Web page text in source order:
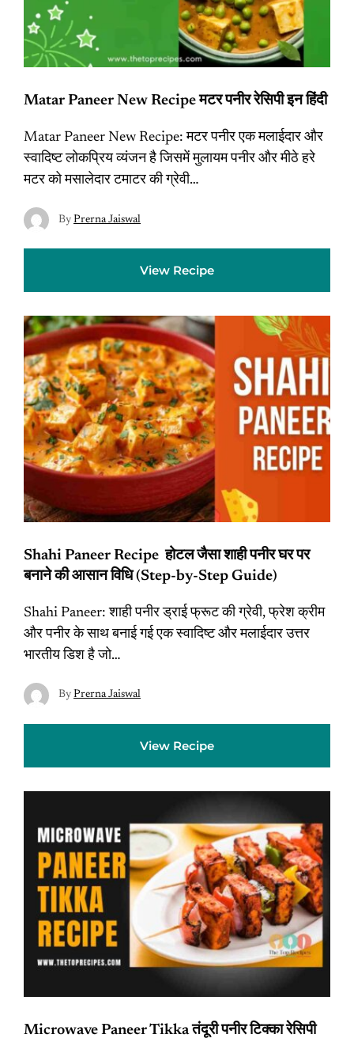
Matar Paneer New Recipe मटर पनीर रेसिपी इन हिंदी
Matar Paneer New Recipe: मटर पनीर एक मलाईदार और
स्वादिष्ट लोकप्रिय व्यंजन है जिसमें मुलायम पनीर और मीठे हरे
मटर को मसालेदार टमाटर की ग्रेवी…
By Prerna Jaiswal
View Recipe
Shahi Paneer Recipe होटल जैसा शाही पनीर घर पर
बनाने की आसान विधि (Step-by-Step Guide)
Shahi Paneer: शाही पनीर ड्राई फ्रूट की ग्रेवी, फ्रेश क्रीम
और पनीर के साथ बनाई गई एक स्वादिष्ट और मलाईदार उत्तर
भारतीय डिश है जो…
By Prerna Jaiswal
View Recipe
Microwave Paneer Tikka तंदूरी पनीर टिक्का रेसिपी